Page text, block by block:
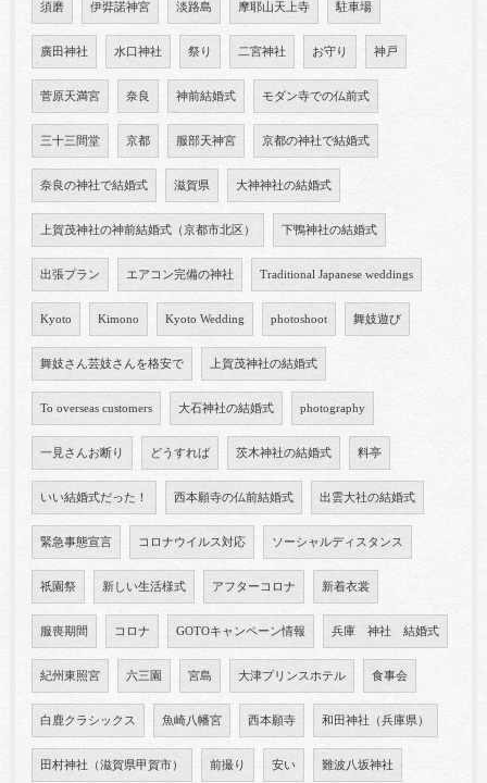
須磨 伊弉諾神宮 淡路島 摩耶山天上寺 駐車場
廣田神社 水口神社 祭り 二宮神社 お守り 神戸
菅原天満宮 奈良 神前結婚式 モダン寺での仏前式
三十三間堂 京都 服部天神宮 京都の神社で結婚式
奈良の神社で結婚式 滋賀県 大神神社の結婚式
上賀茂神社の神前結婚式（京都市北区） 下鴨神社の結婚式
出張プラン エアコン完備の神社 Traditional Japanese weddings
Kyoto Kimono Kyoto Wedding photoshoot 舞妓遊び
舞妓さん芸妓さんを格安で 上賀茂神社の結婚式
To overseas customers 大石神社の結婚式 photography
一見さんお断り どうすれば 茨木神社の結婚式 料亭
いい結婚式だった！ 西本願寺の仏前結婚式 出雲大社の結婚式
緊急事態宣言 コロナウイルス対応 ソーシャルディスタンス
祇園祭 新しい生活様式 アフターコロナ 新着衣裳
服喪期間 コロナ GOTOキャンペーン情報 兵庫 神社 結婚式
紀州東照宮 六三園 宮島 大津プリンスホテル 食事会
白鹿クラシックス 魚崎八幡宮 西本願寺 和田神社（兵庫県）
田村神社（滋賀県甲賀市） 前撮り 安い 難波八坂神社